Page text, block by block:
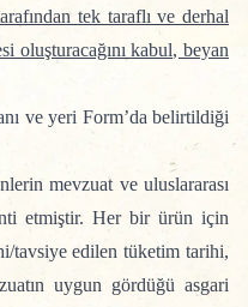
tek taraflı ve derhal
oluşturacağını kabul, beyan
ve yeri Form’da belirtildiği
mevzuat ve uluslararası
etmiştir. Her bir ürün için
tavsiye edilen tüketim tarihi,
uygun gördüğü asgari